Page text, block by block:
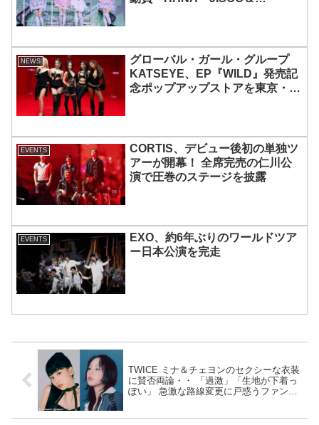
NEWS
グローバル・ガール・グループ
KATSEYE、EP『WILD』発売記
念ポップアップストアを東京・原
EVENTS
CORTIS、デビュー後初の単独ツ
アーが開幕！ 全席完売の仁川公
演で圧巻のステージを披露
EVENTS
EXO、約6年ぶりのワールドツア
ー日本公演を完走
TWICE ミナ＆チェヨンのセクシーな衣装
に賛否両論・・ 「過激」「生地が下着っ
ぽい」 急激な路線変更に戸惑うファン続